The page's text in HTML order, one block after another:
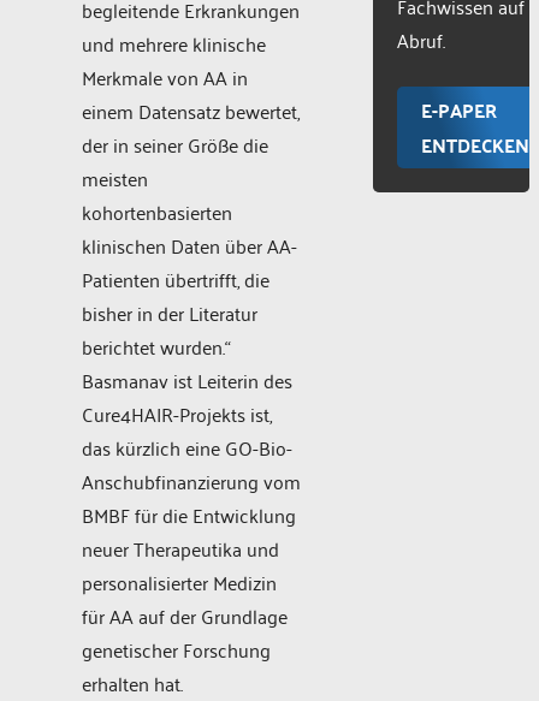
begleitende Erkrankungen
und mehrere klinische
Merkmale von AA in
einem Datensatz bewertet,
der in seiner Größe die
meisten
kohortenbasierten
klinischen Daten über AA-
Patienten übertrifft, die
bisher in der Literatur
berichtet wurden.“
Basmanav ist Leiterin des
Cure4HAIR-Projekts ist,
das kürzlich eine GO-Bio-
Anschubfinanzierung vom
BMBF für die Entwicklung
neuer Therapeutika und
personalisierter Medizin
für AA auf der Grundlage
genetischer Forschung
erhalten hat.
Abruf.
E-PAPER
ENTDECKEN